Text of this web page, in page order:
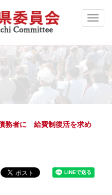
務者に 給費制復活を求め